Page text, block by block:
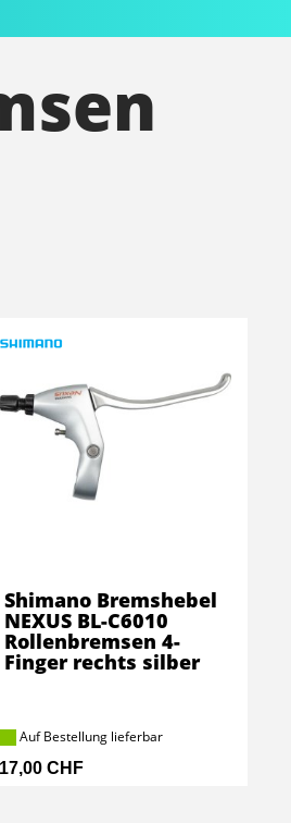
Auf Bestellung lieferbar
17,00 CHF
Shimano Bremshebel
NEXUS BL-C6010
Rollenbremsen 4-
Finger rechts silber